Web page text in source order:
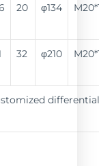
20 φ134
32 φ210